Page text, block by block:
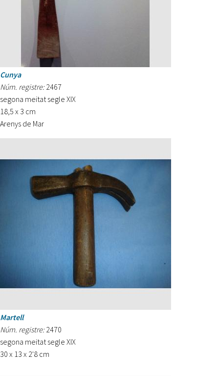
Cunya
Núm. registre: 2467
segona meitat segle XIX
18,5 x 3 cm
Arenys de Mar
Martell
Núm. registre: 2470
segona meitat segle XIX
30 x 13 x 2'8 cm